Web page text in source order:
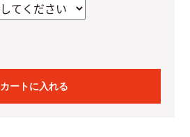
カートに入れる